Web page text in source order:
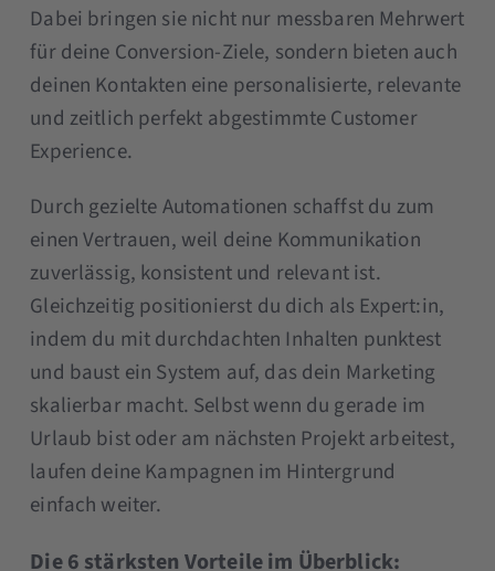
Dabei bringen sie nicht nur messbaren Mehrwert
für deine Conversion-Ziele, sondern bieten auch
deinen Kontakten eine personalisierte, relevante
und zeitlich perfekt abgestimmte Customer
Experience.
Durch gezielte Automationen schaffst du zum
einen Vertrauen, weil deine Kommunikation
zuverlässig, konsistent und relevant ist.
Gleichzeitig positionierst du dich als Expert:in,
indem du mit durchdachten Inhalten punktest
und baust ein System auf, das dein Marketing
skalierbar macht. Selbst wenn du gerade im
Urlaub bist oder am nächsten Projekt arbeitest,
laufen deine Kampagnen im Hintergrund
einfach weiter.
Die 6 stärksten Vorteile im Überblick: